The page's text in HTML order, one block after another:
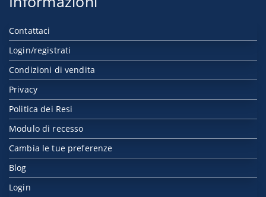
Contattaci
Login/registrati
Condizioni di vendita
Privacy
Politica dei Resi
Modulo di recesso
Cambia le tue preferenze
Blog
Login